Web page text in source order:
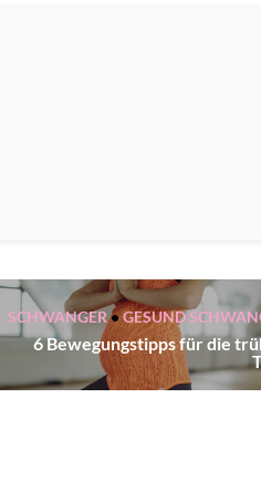
SCHWANGER•GESUND
6 Bewegungstipps für die